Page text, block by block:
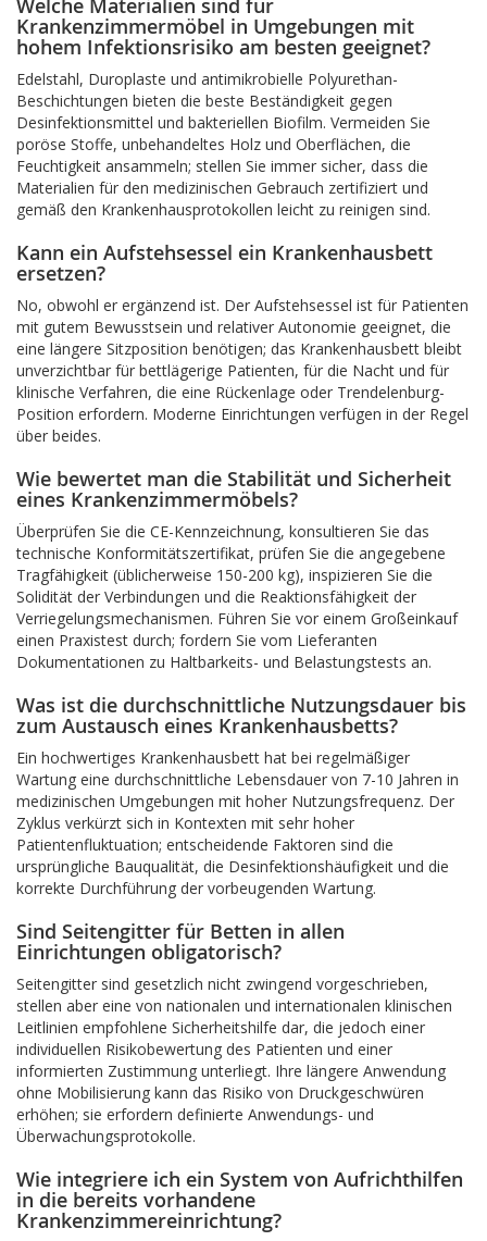
Welche Materialien sind für
Krankenzimmermöbel in Umgebungen mit
hohem Infektionsrisiko am besten geeignet?
Edelstahl, Duroplaste und antimikrobielle Polyurethan-
Beschichtungen bieten die beste Beständigkeit gegen
Desinfektionsmittel und bakteriellen Biofilm. Vermeiden Sie
poröse Stoffe, unbehandeltes Holz und Oberflächen, die
Feuchtigkeit ansammeln; stellen Sie immer sicher, dass die
Materialien für den medizinischen Gebrauch zertifiziert und
gemäß den Krankenhausprotokollen leicht zu reinigen sind.
Kann ein Aufstehsessel ein Krankenhausbett
ersetzen?
No, obwohl er ergänzend ist. Der Aufstehsessel ist für Patienten
mit gutem Bewusstsein und relativer Autonomie geeignet, die
eine längere Sitzposition benötigen; das Krankenhausbett bleibt
unverzichtbar für bettlägerige Patienten, für die Nacht und für
klinische Verfahren, die eine Rückenlage oder Trendelenburg-
Position erfordern. Moderne Einrichtungen verfügen in der Regel
über beides.
Wie bewertet man die Stabilität und Sicherheit
eines Krankenzimmermöbels?
Überprüfen Sie die CE-Kennzeichnung, konsultieren Sie das
technische Konformitätszertifikat, prüfen Sie die angegebene
Tragfähigkeit (üblicherweise 150-200 kg), inspizieren Sie die
Solidität der Verbindungen und die Reaktionsfähigkeit der
Verriegelungsmechanismen. Führen Sie vor einem Großeinkauf
einen Praxistest durch; fordern Sie vom Lieferanten
Dokumentationen zu Haltbarkeits- und Belastungstests an.
Was ist die durchschnittliche Nutzungsdauer bis
zum Austausch eines Krankenhausbetts?
Ein hochwertiges Krankenhausbett hat bei regelmäßiger
Wartung eine durchschnittliche Lebensdauer von 7-10 Jahren in
medizinischen Umgebungen mit hoher Nutzungsfrequenz. Der
Zyklus verkürzt sich in Kontexten mit sehr hoher
Patientenfluktuation; entscheidende Faktoren sind die
ursprüngliche Bauqualität, die Desinfektionshäufigkeit und die
korrekte Durchführung der vorbeugenden Wartung.
Sind Seitengitter für Betten in allen
Einrichtungen obligatorisch?
Seitengitter sind gesetzlich nicht zwingend vorgeschrieben,
stellen aber eine von nationalen und internationalen klinischen
Leitlinien empfohlene Sicherheitshilfe dar, die jedoch einer
individuellen Risikobewertung des Patienten und einer
informierten Zustimmung unterliegt. Ihre längere Anwendung
ohne Mobilisierung kann das Risiko von Druckgeschwüren
erhöhen; sie erfordern definierte Anwendungs- und
Überwachungsprotokolle.
Wie integriere ich ein System von Aufrichthilfen
in die bereits vorhandene
Krankenzimmereinrichtung?